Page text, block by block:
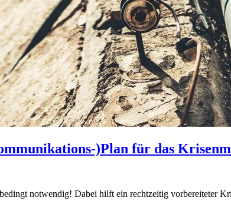
)Plan für das
notwendig! Dabei hilft ein rechtzeitig vorbereiteter